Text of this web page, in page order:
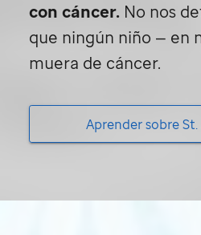
con cáncer. No nos
que ningún niño — en
muera de cáncer.
Aprender sobre